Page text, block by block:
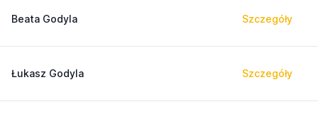
Beata Godyla Szczegóły
Łukasz Godyla Szczegóły